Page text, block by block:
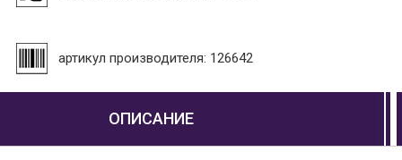
артикул производителя: 126642
ОПИСАНИЕ